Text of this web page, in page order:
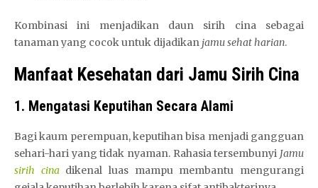
Kombinasi ini menjadikan daun sirih cina sebagai
tanaman yang cocok untuk dijadikan jamu sehat harian.
Manfaat Kesehatan dari Jamu Sirih Cina
1. Mengatasi Keputihan Secara Alami
Bagi kaum perempuan, keputihan bisa menjadi gangguan
sehari-hari yang tidak nyaman. Rahasia tersembunyi Jamu
sirih cinadikenal luas mampu membantu mengurangi